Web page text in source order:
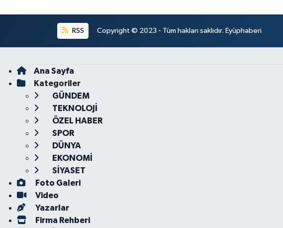
RSS Copyright © 2023 - Tüm hakları saklıdır. Eyüphaberi
Ana Sayfa
Kategoriler
GÜNDEM
TEKNOLOJİ
ÖZEL HABER
SPOR
DÜNYA
EKONOMİ
SİYASET
Foto Galeri
Video
Yazarlar
Firma Rehberi